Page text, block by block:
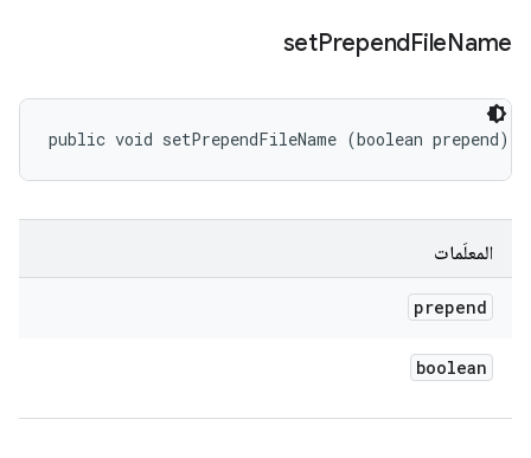
setPrependFileName
public void setPrependFileName (boolean prepend)
المعلَمات
prepend
boolean